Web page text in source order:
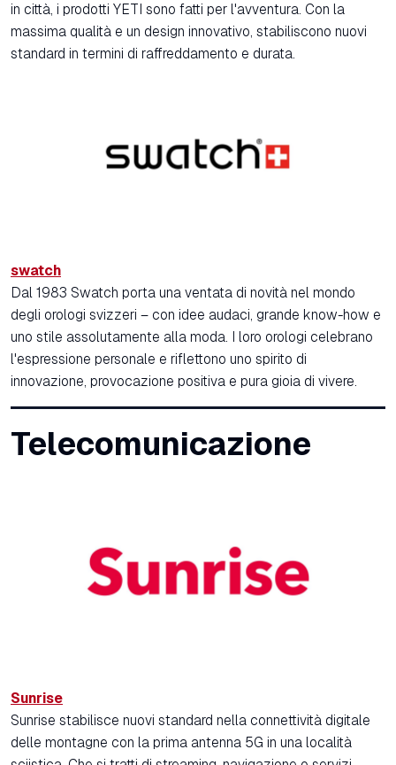
in città, i prodotti YETI sono fatti per l'avventura. Con la
massima qualità e un design innovativo, stabiliscono nuovi
standard in termini di raffreddamento e durata.
swatch
Dal 1983 Swatch porta una ventata di novità nel mondo
degli orologi svizzeri – con idee audaci, grande know-how e
uno stile assolutamente alla moda. I loro orologi celebrano
l'espressione personale e riflettono uno spirito di
innovazione, provocazione positiva e pura gioia di vivere.
Telecomunicazione
Sunrise
Sunrise stabilisce nuovi standard nella connettività digitale
delle montagne con la prima antenna 5G in una località